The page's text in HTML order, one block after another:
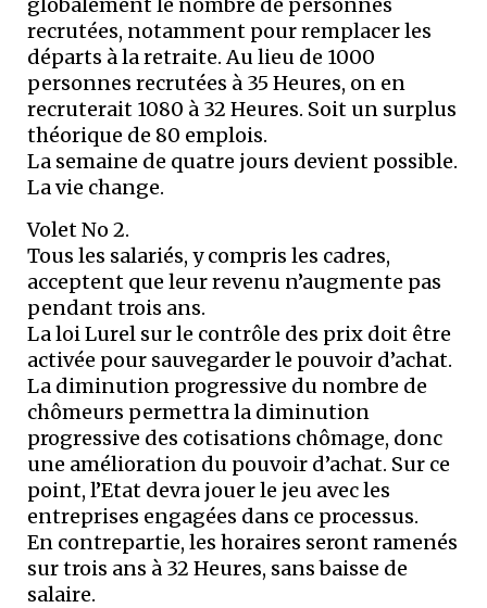
recrutées, notamment pour remplacer les
départs à la retraite. Au lieu de 1000
personnes recrutées à 35 Heures, on en
recruterait 1080 à 32 Heures. Soit un surplus
théorique de 80 emplois.
La semaine de quatre jours devient possible.
La vie change.
Volet No 2.
Tous les salariés, y compris les cadres,
acceptent que leur revenu n’augmente pas
pendant trois ans.
La loi Lurel sur le contrôle des prix doit être
activée pour sauvegarder le pouvoir d’achat.
La diminution progressive du nombre de
chômeurs permettra la diminution
progressive des cotisations chômage, donc
une amélioration du pouvoir d’achat. Sur ce
point, l’Etat devra jouer le jeu avec les
entreprises engagées dans ce processus.
En contrepartie, les horaires seront ramenés
sur trois ans à 32 Heures, sans baisse de
salaire.